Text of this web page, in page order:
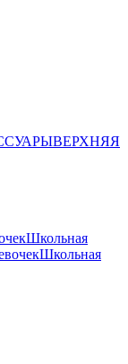
ВЕРХНЯЯ
Школьная
Школьная